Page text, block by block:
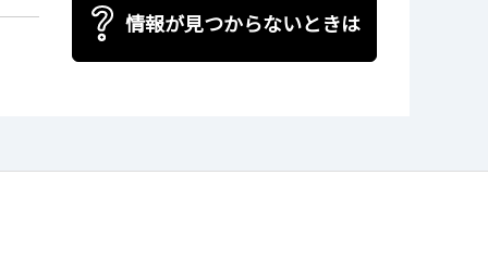
情報が見つからないときは